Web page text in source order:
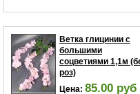
Ветка глицинии с
большими
соцветиями 1,1м
роз)
Цена: 85.00 руб